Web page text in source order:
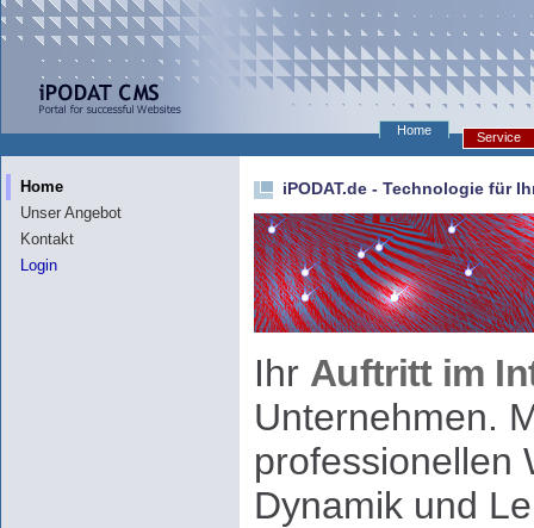
Home Service
Home
Unser Angebot
Kontakt
Login
iPODAT.de - Technologie für
Ihr Auftritt im
Unternehmen.
professionellen
Dynamik und